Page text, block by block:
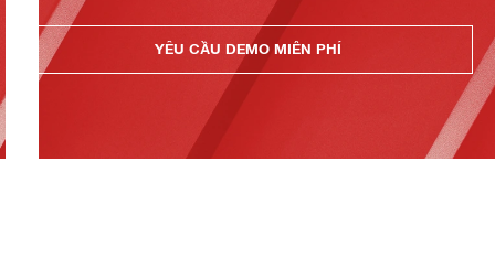
YÊU CẦU DEMO MIỄN PHÍ